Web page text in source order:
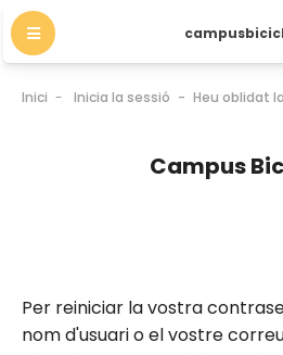
Inici Inicia la sessió Heu oblidat
Campus
Per reiniciar la vostra
nom d'usuari o el vostre